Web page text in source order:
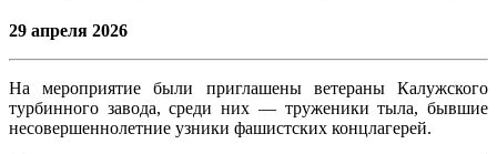
29 апреля 2026
На мероприятие были приглашены ветераны Калужского
турбинного завода, среди них — труженики тыла, бывшие
несовершеннолетние узники фашистских концлагерей.